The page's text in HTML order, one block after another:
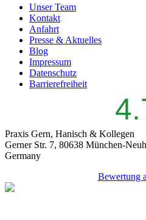
Unser Team
Kontakt
Anfahrt
Presse & Aktuelles
Blog
Impressum
Datenschutz
Barrierefreiheit
Praxis Gern, Hanisch & Kollegen
Gerner Str. 7, 80638 München-
Germany
Bewertung